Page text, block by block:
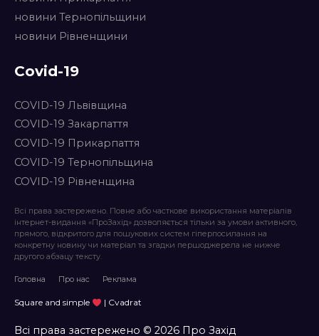
новини Тернопільщини
новини Рівненщини
Covid-19
COVID-19 Львівщина
COVID-19 Закарпаття
COVID-19 Прикарпаття
COVID-19 Тернопільщина
COVID-19 Рівненщина
Всі права застережено. Повне або часткове використання матеріалів
інтернет-видання «ПроЗахід» дозволяється тільки за умови активного,
прямого, відкритого для пошукових систем гіперпосилання на
конкретну новину чи матеріал та згадки першоджерела не нижче
другого абзацу тексту.
Головна Про нас Реклама
Square and simple | Cvadrat
Всі права застережено © 2026 Про Захід